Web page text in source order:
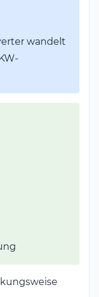
wandelt